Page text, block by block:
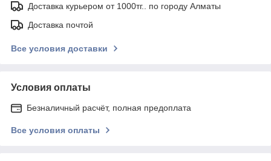
Доставка курьером от 1000тг.. по городу Алматы
Доставка почтой
Все условия доставки
Условия оплаты
Безналичный расчёт, полная предоплата
Все условия оплаты